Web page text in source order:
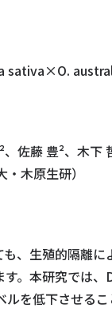
sativa×O.
佐藤 豊²、木下
・木原生研）
、生殖的隔離
。本研究では
を低下させる